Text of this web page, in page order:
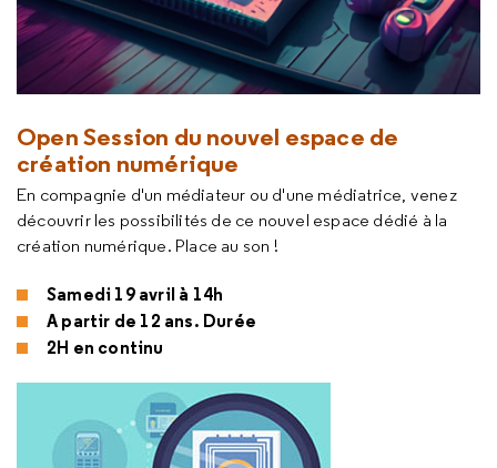
Open Session du nouvel espace de
création numérique
En compagnie d'un médiateur ou d'une médiatrice, venez
découvrir les possibilités de ce nouvel espace dédié à la
création numérique. Place au son !
Samedi 19 avril à 14h
A partir de 12 ans. Durée
2H en continu